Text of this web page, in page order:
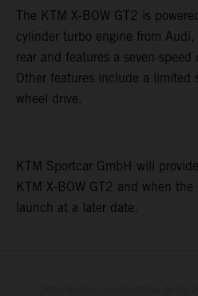
The KTM X-BOW GT2 is
cylinder turbo engine from
rear and features a seven-
Other features include a limited
wheel drive.
KTM Sportcar GmbH will
KTM X-BOW GT2 and when
launch at a later date.